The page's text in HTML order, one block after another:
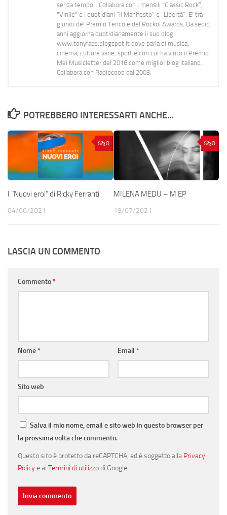
senza tempo". Collabora con i mensili “Classic Rock”,
"Vinile" e i quotidiani “Il Manifesto” e “Libertà”. E' tra i
giurati del Premio Tenco e del Rockol Awards. Da sedici
anni aggiorna quotidianamente il suo blog
www.tonyface.blogspot.it dove parla di musica,
cinema, culture varie, sport e con cui ha vinto il Premio
Mei Musicletter del 2016 come miglior blog italiano.
Collabora con Radiocoop dal 2003.
POTREBBERO INTERESSARTI ANCHE...
0
I “Nuovi eroi” di Ricky Ferranti
04/06/2021
0
MILENA MEDU – M EP
19/07/2021
LASCIA UN COMMENTO
Commento*
Nome* Email *
Sito web
Salva il mio nome, email e sito web in questo browser per
la prossima volta che commento.
Questo sito è protetto da reCAPTCHA, ed è soggetto alla Privacy
Policye ai Termini di utilizzodi Google.